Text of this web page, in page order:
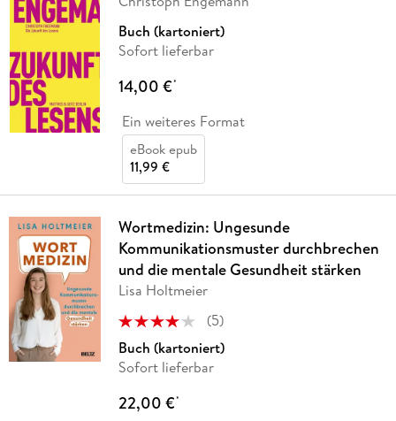
Buch (kartoniert)
Sofort lieferbar
14,00 €*
Ein weiteres Format
eBook epub
11,99 €
Wortmedizin: Ungesunde
Kommunikationsmuster durchbrechen
und die mentale Gesundheit stärken
Lisa Holtmeier
(5)
Buch (kartoniert)
Sofort lieferbar
22,00 €*